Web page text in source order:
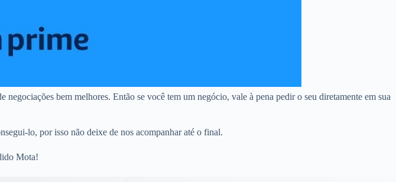
bem melhores. Então se você tem um negócio, vale à pena pedir o seu diretamente em sua
lo, por isso não deixe de nos acompanhar até o final.
Mota!